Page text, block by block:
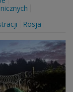
Rosja